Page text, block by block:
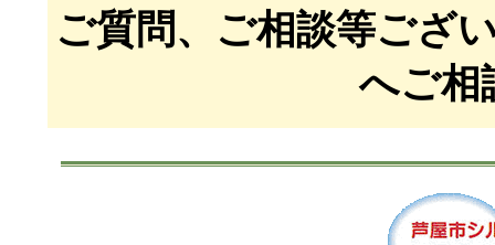
ご質問、ご相談等ござ
へご相